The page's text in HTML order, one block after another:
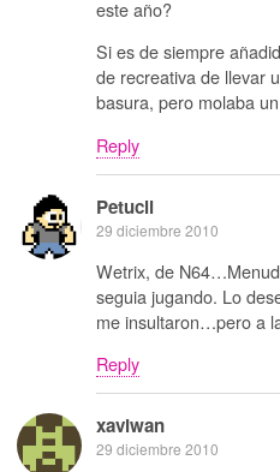
este año?
Si es de siempre
de recreativa de llevar
basura, pero molaba
Reply
Petucli
29 diciembre 2010
Wetrix, de
seguia jugando. Lo
me insultaron…pero a
Reply
xaviwan
29 diciembre 2010